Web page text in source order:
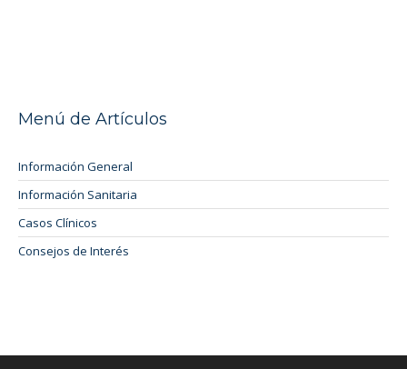
Menú de Artículos
Información General
Información Sanitaria
Casos Clínicos
Consejos de Interés